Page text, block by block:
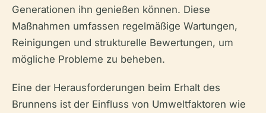
Generationen ihn genießen können. Diese
Maßnahmen umfassen regelmäßige Wartungen,
Reinigungen und strukturelle Bewertungen, um
mögliche Probleme zu beheben.
Eine der Herausforderungen beim Erhalt des
Brunnens ist der Einfluss von Umweltfaktoren wie